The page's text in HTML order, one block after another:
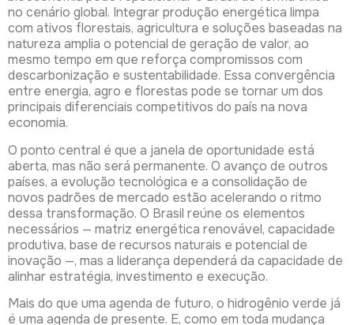
no cenário global. Integrar produção energética limpa
com ativos florestais, agricultura e soluções baseadas na
natureza amplia o potencial de geração de valor, ao
mesmo tempo em que reforça compromissos com
descarbonização e sustentabilidade. Essa convergência
entre energia, agro e florestas pode se tornar um dos
principais diferenciais competitivos do país na nova
economia.
O ponto central é que a janela de oportunidade está
aberta, mas não será permanente. O avanço de outros
países, a evolução tecnológica e a consolidação de
novos padrões de mercado estão acelerando o ritmo
dessa transformação. O Brasil reúne os elementos
necessários — matriz energética renovável, capacidade
produtiva, base de recursos naturais e potencial de
inovação —, mas a liderança dependerá da capacidade de
alinhar estratégia, investimento e execução.
Mais do que uma agenda de futuro, o hidrogênio verde já
é uma agenda de presente. E, como em toda mudança